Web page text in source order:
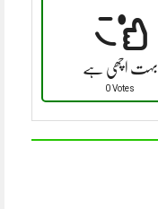
بہت اچھی ہے
0 Votes